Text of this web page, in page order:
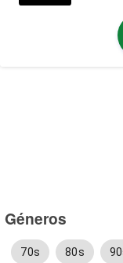
Géneros
70s 80s